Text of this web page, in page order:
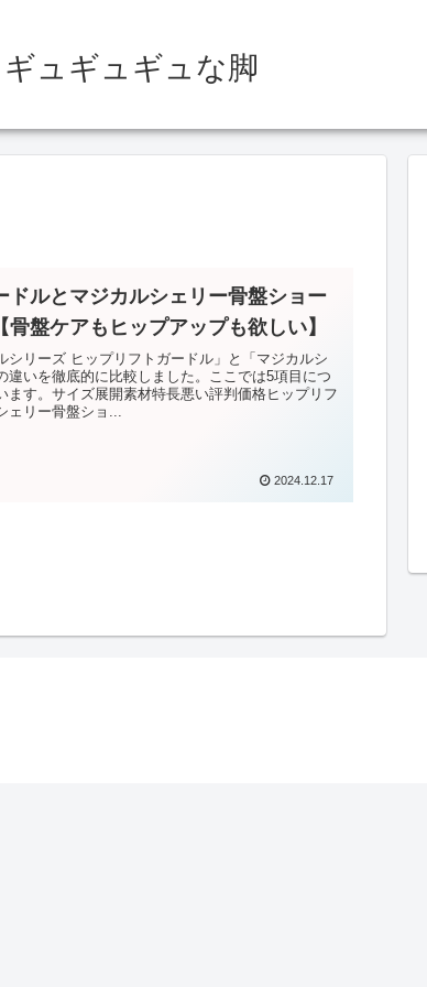
ギュギュギュな脚
ドルとマジカルシェリー骨盤ショー
盤ケアもヒップアップも欲しい】
シリーズ ヒップリフトガードル」と「マジカルシ
違いを徹底的に比較しました。ここでは5項目につ
ます。サイズ展開素材特長悪い評判価格ヒップリフ
ェリー骨盤ショ...
2024.12.17